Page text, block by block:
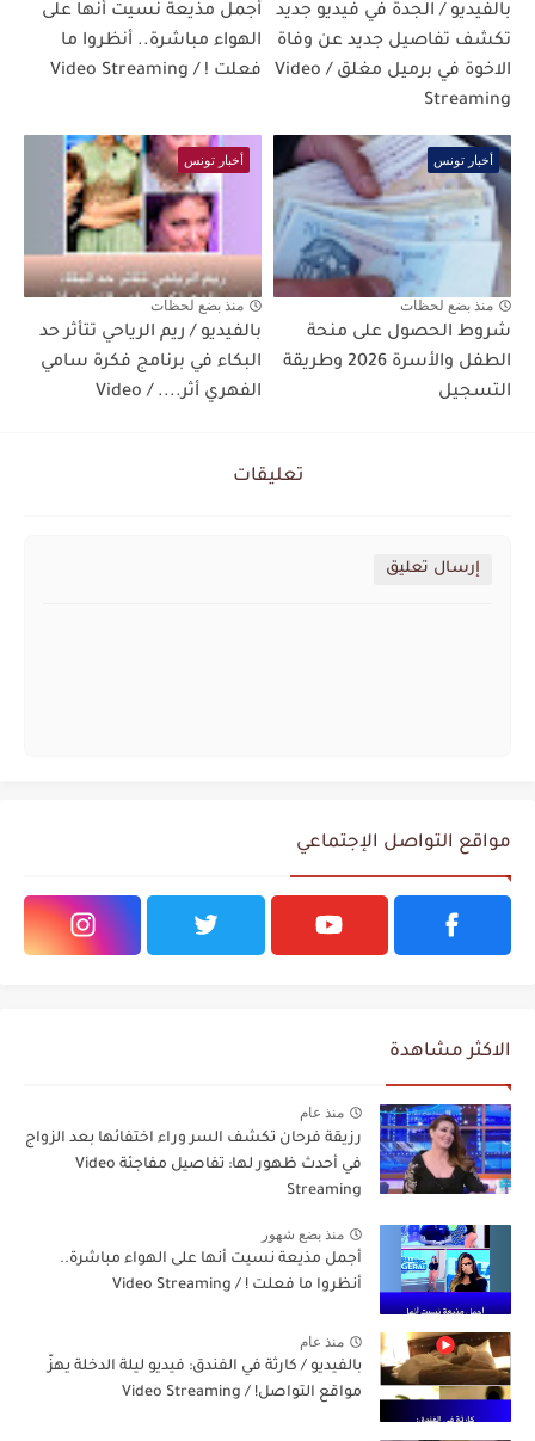
بالفيديو / الجدة في فيديو جديد
تكشف تفاصيل جديد عن وفاة
الاخوة في برميل مغلق / Video
Streaming
أجمل مذيعة نسيت أنها على
الهواء مباشرة.. أنظروا ما
فعلت ! / Video Streaming
أخبار تونس
منذ بضع لحظات
شروط الحصول على منحة
الطفل والأسرة 2026 وطريقة
التسجيل
أخبار تونس
منذ بضع لحظات
بالفيديو / ريم الرياحي تتأثر حد
البكاء في برنامج فكرة سامي
الفهري أثر.... / Video
تعليقات
إرسال تعليق
مواقع التواصل الإجتماعي
الاكثر مشاهدة
منذ عام
رزيقة فرحان تكشف السر وراء اختفائها بعد الزواج
في أحدث ظهور لها: تفاصيل مفاجئة Video
Streaming
منذ بضع شهور
أجمل مذيعة نسيت أنها على الهواء مباشرة..
أنظروا ما فعلت ! / Video Streaming
منذ عام
بالفيديو / كارثة في الفندق: فيديو ليلة الدخلة يهزّ
مواقع التواصل! / Video Streaming